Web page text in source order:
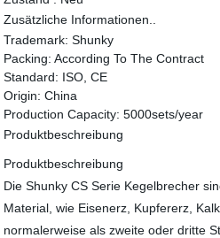
Zusätzliche Informationen..
Trademark: Shunky
Packing: According To The Contract
Standard: ISO, CE
Origin: China
Production Capacity: 5000sets/year
Produktbeschreibung
Produktbeschreibung
Die Shunky CS Serie Kegelbrecher
Material, wie Eisenerz, Kupfererz,
normalerweise als zweite oder dritte